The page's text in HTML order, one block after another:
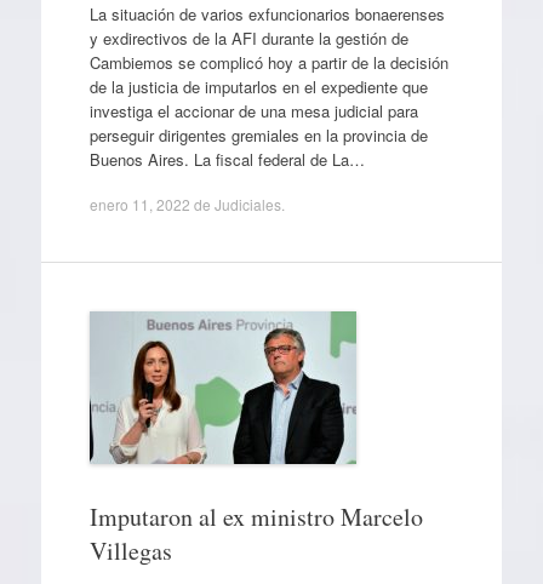
La situación de varios exfuncionarios bonaerenses
y exdirectivos de la AFI durante la gestión de
Cambiemos se complicó hoy a partir de la decisión
de la justicia de imputarlos en el expediente que
investiga el accionar de una mesa judicial para
perseguir dirigentes gremiales en la provincia de
Buenos Aires. La fiscal federal de La…
enero 11, 2022 de Judiciales.
Imputaron al ex ministro Marcelo
Villegas